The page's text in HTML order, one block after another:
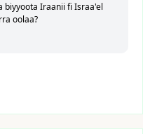
biyyoota Iraanii fi Israa'el
oolaa?